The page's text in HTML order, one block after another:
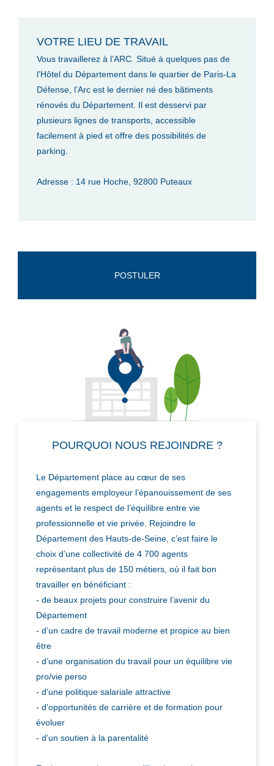
VOTRE LIEU DE TRAVAIL
Vous travaillerez à l’ARC. Situé à quelques pas de
l’Hôtel du Département dans le quartier de Paris-La
Défense, l’Arc est le dernier né des bâtiments
rénovés du Département. Il est desservi par
plusieurs lignes de transports, accessible
facilement à pied et offre des possibilités de
parking.
Adresse : 14 rue Hoche, 92800 Puteaux
POSTULER
POURQUOI NOUS REJOINDRE ?
Le Département place au cœur de ses
engagements employeur l’épanouissement de ses
agents et le respect de l’équilibre entre vie
professionnelle et vie privée. Rejoindre le
Département des Hauts-de-Seine, c’est faire le
choix d’une collectivité de 4 700 agents
représentant plus de 150 métiers, où il fait bon
travailler en bénéficiant :
- de beaux projets pour construire l’avenir du
Département
- d’un cadre de travail moderne et propice au bien
être
- d’une organisation du travail pour un équilibre vie
pro/vie perso
- d’une politique salariale attractive
- d’opportunités de carrière et de formation pour
évoluer
- d’un soutien à la parentalité